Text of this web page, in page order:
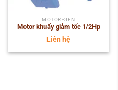
MOTOR ĐIỆN
Motor khuấy giảm tốc 1/2Hp
Liên hệ